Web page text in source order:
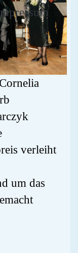
verleiht
um das